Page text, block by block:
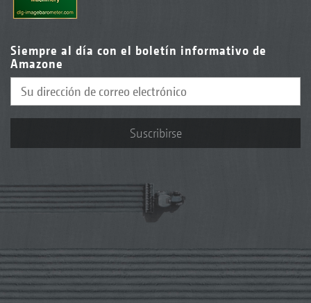
Siempre al día con el boletín informativo de
Amazone
Suscribirse